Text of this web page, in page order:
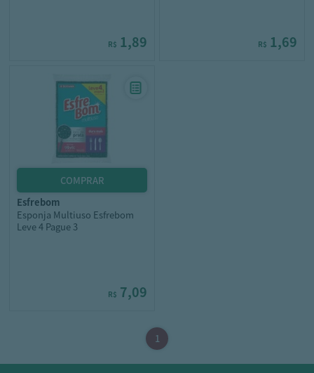
R$ 1,89 R$ 1,69
esfrebom
Esponja Multiuso Esfrebom
Leve 4 Pague 3
R$ 7,09